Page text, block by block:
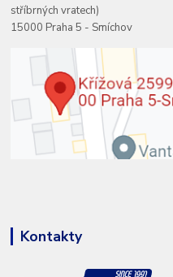
stříbrných vratech)
15000 Praha 5 - Smíchov
Kontakty